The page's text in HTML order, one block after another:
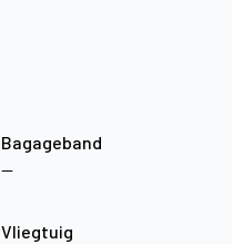
Bagageband
—
Vliegtuig